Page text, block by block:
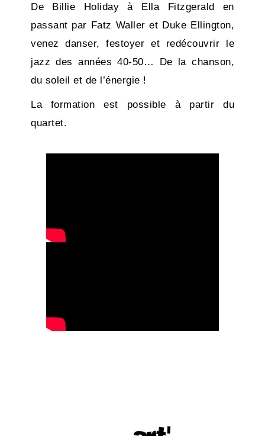
De Billie Holiday à Ella Fitzgerald en
passant par Fatz Waller et Duke Ellington,
venez danser, festoyer et redécouvrir le
jazz des années 40-50… De la chanson,
du soleil et de l’énergie !
La formation est possible à partir du
quartet.